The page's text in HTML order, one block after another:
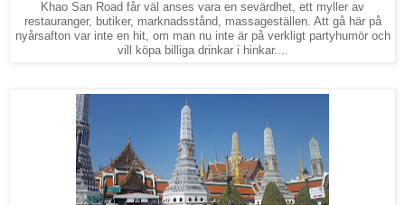
Khao San Road får väl anses vara en sevärdhet, ett myller av
restauranger, butiker, marknadsstånd, massageställen. Att gå här på
nyårsafton var inte en hit, om man nu inte är på verkligt partyhumör och
vill köpa billiga drinkar i hinkar....